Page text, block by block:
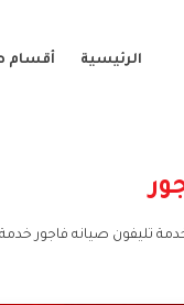
الرئيسية أقسام
تليفون صيانه فاجور